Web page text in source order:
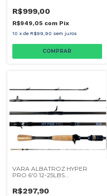
R$999,00
R$949,05 com Pix
10 x de R$99,90 sem juros
VARA ALBATROZ HYPER
PRO 6'0 12-25LBS
R$297,90